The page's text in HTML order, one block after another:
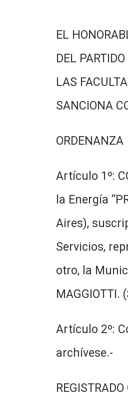
EL
DEL
LAS
SANCIONA
ORDENANZA
Artículo 1º:
la Energía
Aires),
Servicios,
otro, la
Artículo 2º:
archívese.-